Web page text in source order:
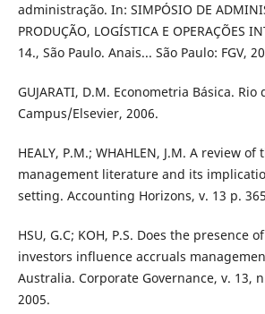
administração. In: SIMPÓSIO DE
PRODUÇÃO, LOGÍSTICA E OPERAÇÕES
14., São Paulo. Anais... São Paulo: FGV,
GUJARATI, D.M. Econometria Básica. Rio
Campus/Elsevier, 2006.
HEALY, P.M.; WHAHLEN, J.M. A review
management literature and its
setting. Accounting Horizons, v. 13 p.
HSU, G.C; KOH, P.S. Does the presence
investors influence accruals
Australia. Corporate Governance, v. 13,
2005.